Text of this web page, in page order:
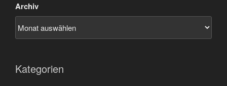
Archiv
Kategorien